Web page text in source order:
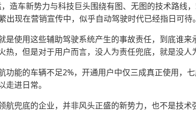
造车新势力与科技巨头围绕有图、无图的技术路线
现在营销宣传中，似乎自动驾驶时代已经指日可待。
是使用这些辅助驾驶系统产生的事故责任，到底谁
，但是对于用户而言，没人为责任兜底，就是没人
功能的车辆不足2%，开通用户中仅三成真正使用，
进日常。
航兜底的企业，并非风头正盛的新势力，也不是技